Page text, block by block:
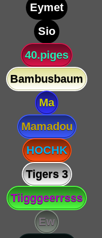
Eymet
Sio
40.piges
Bambusbaum
Ma
Mamadou
HOCHK
Tigers 3
Tiigggeerrsss
Ew